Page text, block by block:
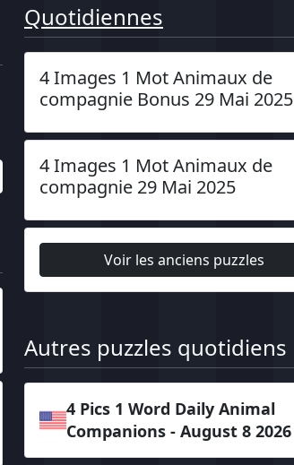
Quotidiennes
4 Images 1 Mot Animaux de
compagnie Bonus 29 Mai 2025
4 Images 1 Mot Animaux de
compagnie 29 Mai 2025
Voir les anciens puzzles
Autres puzzles quotidiens
4 Pics 1 Word Daily Animal
Companions - August 8 2026